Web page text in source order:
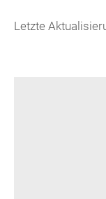
Letzte